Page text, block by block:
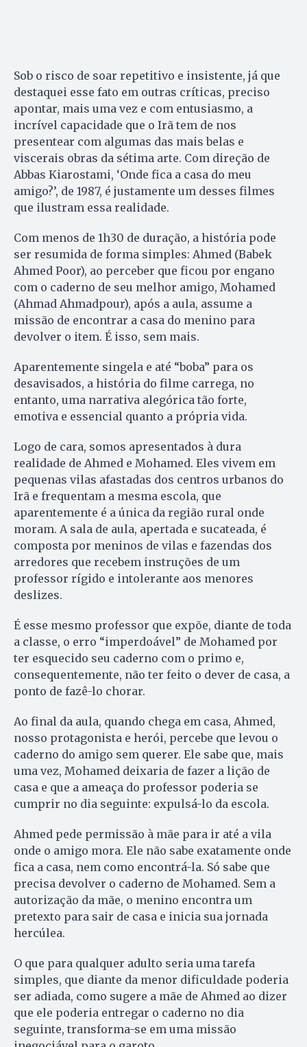
Sob o risco de soar repetitivo e insistente, já que
destaquei esse fato em outras críticas, preciso
apontar, mais uma vez e com entusiasmo, a
incrível capacidade que o Irã tem de nos
presentear com algumas das mais belas e
viscerais obras da sétima arte. Com direção de
Abbas Kiarostami, ‘Onde fica a casa do meu
amigo?’, de 1987, é justamente um desses filmes
que ilustram essa realidade.
Com menos de 1h30 de duração, a história pode
ser resumida de forma simples: Ahmed (Babek
Ahmed Poor), ao perceber que ficou por engano
com o caderno de seu melhor amigo, Mohamed
(Ahmad Ahmadpour), após a aula, assume a
missão de encontrar a casa do menino para
devolver o item. É isso, sem mais.
Aparentemente singela e até “boba” para os
desavisados, a história do filme carrega, no
entanto, uma narrativa alegórica tão forte,
emotiva e essencial quanto a própria vida.
Logo de cara, somos apresentados à dura
realidade de Ahmed e Mohamed. Eles vivem em
pequenas vilas afastadas dos centros urbanos do
Irã e frequentam a mesma escola, que
aparentemente é a única da região rural onde
moram. A sala de aula, apertada e sucateada, é
composta por meninos de vilas e fazendas dos
arredores que recebem instruções de um
professor rígido e intolerante aos menores
deslizes.
É esse mesmo professor que expõe, diante de toda
a classe, o erro “imperdoável” de Mohamed por
ter esquecido seu caderno com o primo e,
consequentemente, não ter feito o dever de casa, a
ponto de fazê-lo chorar.
Ao final da aula, quando chega em casa, Ahmed,
nosso protagonista e herói, percebe que levou o
caderno do amigo sem querer. Ele sabe que, mais
uma vez, Mohamed deixaria de fazer a lição de
casa e que a ameaça do professor poderia se
cumprir no dia seguinte: expulsá-lo da escola.
Ahmed pede permissão à mãe para ir até a vila
onde o amigo mora. Ele não sabe exatamente onde
fica a casa, nem como encontrá-la. Só sabe que
precisa devolver o caderno de Mohamed. Sem a
autorização da mãe, o menino encontra um
pretexto para sair de casa e inicia sua jornada
hercúlea.
O que para qualquer adulto seria uma tarefa
simples, que diante da menor dificuldade poderia
ser adiada, como sugere a mãe de Ahmed ao dizer
que ele poderia entregar o caderno no dia
seguinte, transforma-se em uma missão